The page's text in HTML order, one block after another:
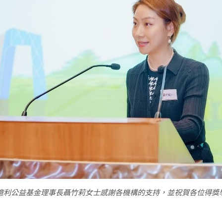
利公益基金理事長聶竹莉女士感謝各機構的支持，並祝賀各位得獎